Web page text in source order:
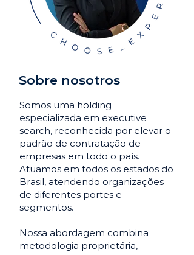
Sobre nosotros
Somos uma holding
especializada em executive
search, reconhecida por elevar o
padrão de contratação de
empresas em todo o país.
Atuamos em todos os estados do
Brasil, atendendo organizações
de diferentes portes e
segmentos.
Nossa abordagem combina
metodologia proprietária,